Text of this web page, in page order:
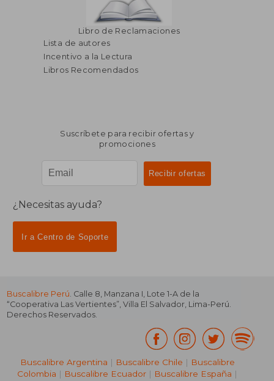
Libro de Reclamaciones
Lista de autores
Incentivo a la Lectura
Libros Recomendados
Suscríbete para recibir ofertas y
promociones
¿Necesitas ayuda?
Ir a Centro de Soporte
Buscalibre Perú. Calle 8, Manzana I, Lote 1-A de la
“Cooperativa Las Vertientes”, Villa El Salvador, Lima-Perú.
Derechos Reservados.
Buscalibre Argentina | Buscalibre Chile | Buscalibre
Colombia | Buscalibre Ecuador | Buscalibre España |